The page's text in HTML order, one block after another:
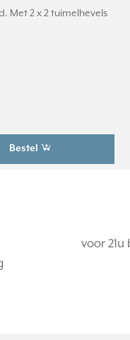
Met 2 x 2 tuimelhevels
Bestel
voor